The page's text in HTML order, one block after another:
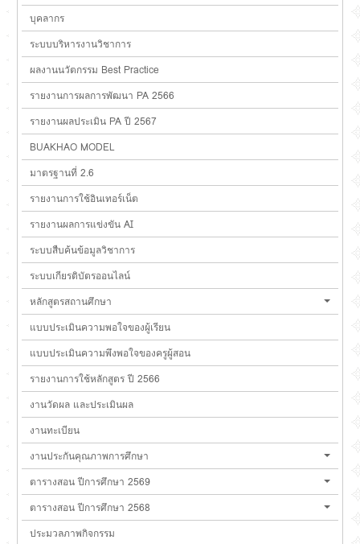
บุคลากร
ระบบบริหารงานวิชาการ
ผลงานนวัตกรรม Best Practice
รายงานการผลการพัฒนา PA 2566
รายงานผลประเมิน PA ปี 2567
BUAKHAO MODEL
มาตรฐานที่ 2.6
รายงานการใช้อินเทอร์เน็ต
รายงานผลการแข่งขัน AI
ระบบสืบค้นข้อมูลวิชาการ
ระบบเกียรติบัตรออนไลน์
หลักสูตรสถานศึกษา
แบบประเมินความพอใจของผู้เรียน
แบบประเมินความพึงพอใจของครูผู้สอน
รายงานการใช้หลักสูตร ปี 2566
งานวัดผล และประเมินผล
งานทะเบียน
งานประกันคุณภาพการศึกษา
ตารางสอน ปีการศึกษา 2569
ตารางสอน ปีการศึกษา 2568
ประมวลภาพกิจกรรม